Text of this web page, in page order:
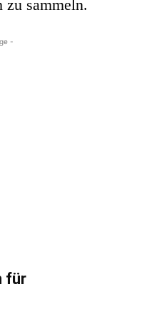
zu sammeln.
-
für